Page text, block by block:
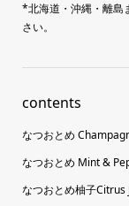
*北海道・沖縄・離島
さい。
contents
なつおとめ
なつおとめ Mint &
なつおとめ柚子Citrus